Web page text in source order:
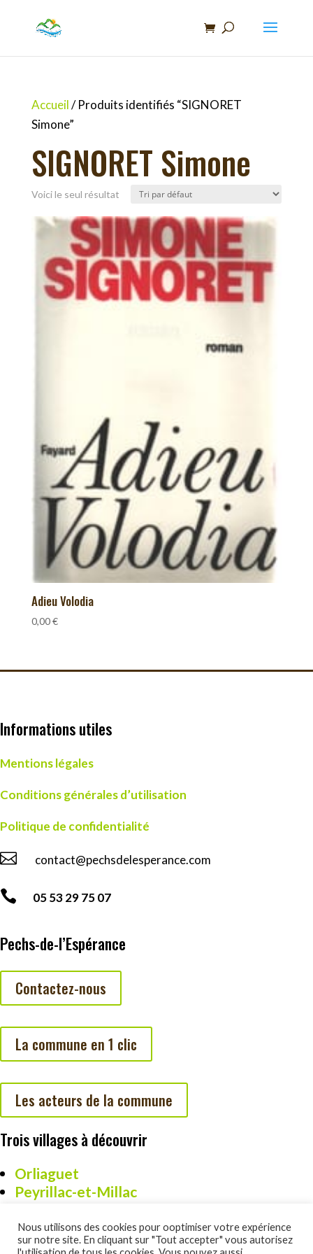
Accueil/ Produits identifiés “SIGNORET
Simone”
SIGNORET Simone
Voici le seul résultat
Adieu Volodia
0,00€
Informations utiles
Mentions légales
Conditions générales d’utilisation
Politique de confidentialité
 contact@pechsdelesperance.com
 05 53 29 75 07
Pechs-de-l’Espérance
Contactez-nous
La commune en 1 clic
Les acteurs de la commune
Trois villages à découvrir
Orliaguet
Peyrillac-et-Millac
Nous utilisons des cookies pour ooptimiser votre expérience
sur notre site. En cliquant sur "Tout accepter" vous autorisez